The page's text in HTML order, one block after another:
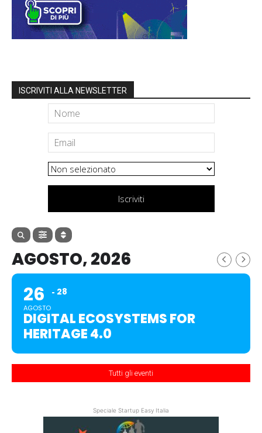
ISCRIVITI ALLA NEWSLETTER
Iscriviti
AGOSTO, 2026
26
AGOSTO
28
DIGITAL ECOSYSTEMS FOR
HERITAGE 4.0
Tutti gli eventi
Speciale Startup Easy Italia